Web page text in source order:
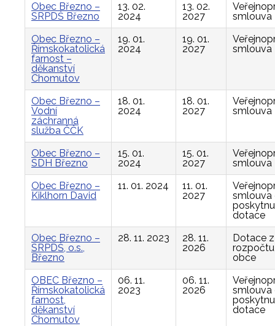
Obec Březno –
SRPDŠ Březno
13. 02.
2024
13. 02.
2027
smlouva
Obec Březno –
Římskokatolická
farnost –
děkanství
Chomutov
19. 01.
2024
19. 01.
2027
smlouva
Obec Březno –
Vodní
záchranná
služba ČČK
18. 01.
2024
18. 01.
2027
smlouva
Obec Březno –
SDH Březno
15. 01.
2024
15. 01.
2027
smlouva
Obec Březno –
Kiklhorn David
11. 01. 2024
11. 01.
2027
smlouva
dotace
Obec Březno –
SRPDŠ, o.s.,
Březno
28. 11. 2023
28. 11.
2026
Dotace z
rozpočtu
obce
OBEC Březno –
Římskokatolická
farnost,
děkanství
Chomutov
06. 11.
2023
06. 11.
2026
smlouva
dotace